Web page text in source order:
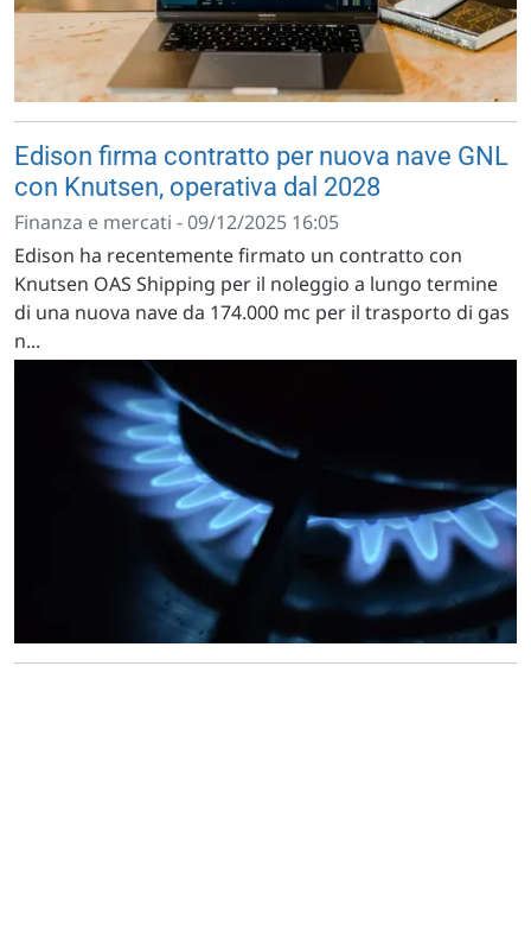
Edison firma contratto per nuova nave GNL
con Knutsen, operativa dal 2028
Finanza e mercati - 09/12/2025 16:05
Edison ha recentemente firmato un contratto con
Knutsen OAS Shipping per il noleggio a lungo termine
di una nuova nave da 174.000 mc per il trasporto di gas
n...